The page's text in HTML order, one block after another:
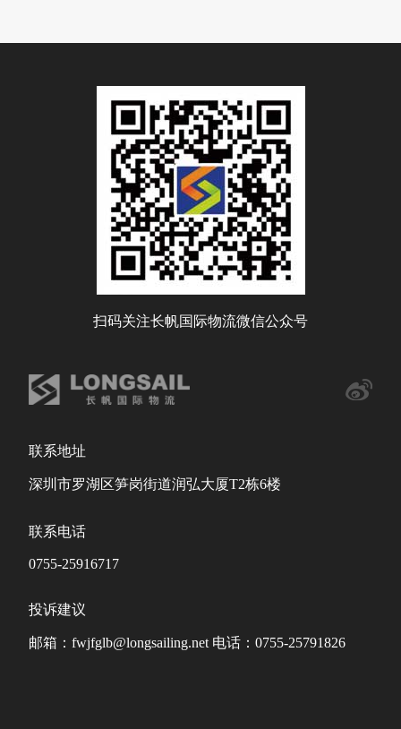
扫码关注长帆国际物流微信公众号
联系地址
深圳市罗湖区笋岗街道润弘大厦T2栋6楼
联系电话
0755-25916717
投诉建议
邮箱：fwjfglb@longsailing.net 电话：0755-25791826